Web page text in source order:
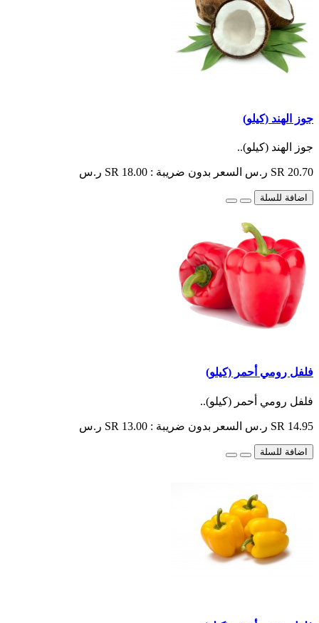
جوز الهند (كيلو)
جوز الهند (كيلو)..
SR 20.70 ر.س السعر بدون ضريبة : SR 18.00 ر.س
اضافة للسلة
فلفل رومي أحمر (كيلو)
فلفل رومي أحمر (كيلو)..
SR 14.95 ر.س السعر بدون ضريبة : SR 13.00 ر.س
اضافة للسلة